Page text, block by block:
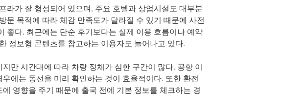
라가 잘 형성되어 있으며, 주요 호텔과 상업시설도 대부분
문 목적에 따라 체감 만족도가 달라질 수 있기 때문에 사전
좋다. 최근에는 단순 후기보다는 실제 이용 흐름이나 예약
정보형 콘텐츠를 참고하는 이용자도 늘어나고 있다.
만 시간대에 따라 차량 정체가 심한 구간이 많다. 공항 이
에는 동선을 미리 확인하는 것이 효율적이다. 또한 환전
영향을 주기 때문에 출국 전에 기본 정보를 체크하는 경